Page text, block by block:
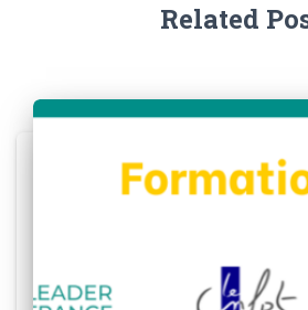
Related